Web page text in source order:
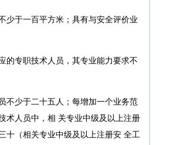
少于一百平方米；具有与安全评价业
的专职技术人员，其专业能力要求不
不少于二十五人；每增加一个业务范
术人员中，相 关专业中级及以上注册
十（相关专业中级及以上注册安 全工